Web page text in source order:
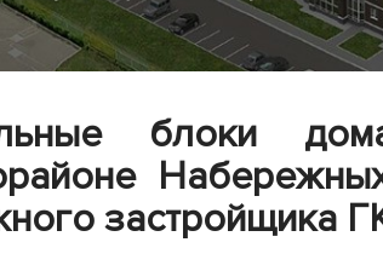
блоки
застройщика